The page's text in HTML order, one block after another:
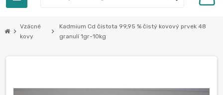
chevron_right
Vzácné
kovy
chevron_right
Kadmium Cd čistota 99,95 % čistý kovový prvek 48
granulí 1gr-10kg